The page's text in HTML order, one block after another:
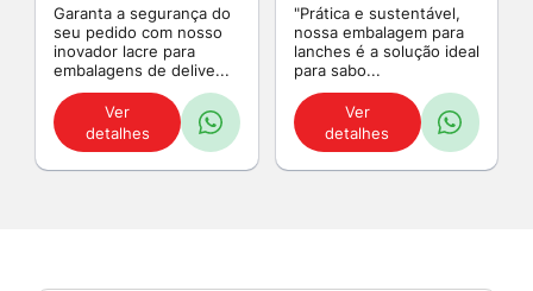
Garanta a segurança do
seu pedido com nosso
inovador lacre para
embalagens de delive...
Ver
detalhes
"Prática e sustentável,
nossa embalagem para
lanches é a solução ideal
para sabo...
Ver
detalhes